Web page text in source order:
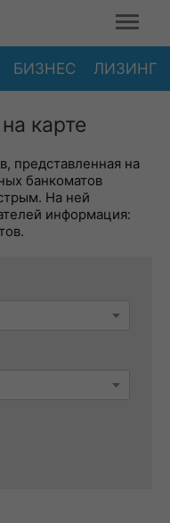
БИЗНЕС ЛИЗИНГ
карте
представленная на
банкоматов
На ней
информация: